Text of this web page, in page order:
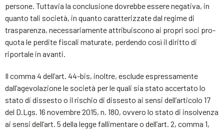
persone. Tuttavia la conclusione dovrebbe essere negativa, in
quanto tali società, in quanto caratterizzate dal regime di
trasparenza, necessariamente attribuiscono ai propri soci pro-
quota le perdite fiscali maturate, perdendo così il diritto di
riportale in avanti.
Il comma 4 dell’art. 44-bis, inoltre, esclude espressamente
dall’agevolazione le società per le quali sia stato accertato lo
stato di dissesto o il rischio di dissesto ai sensi dell’articolo 17
del D.Lgs. 16 novembre 2015, n. 180, ovvero lo stato di insolvenza
ai sensi dell’art. 5 della legge fallimentare o dell’art. 2, comma 1,